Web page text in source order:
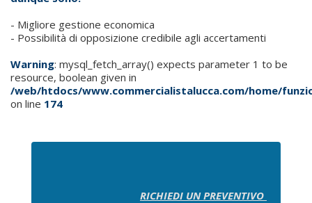
- Migliore gestione economica
- Possibilità di opposizione credibile agli accertamenti
Warning: mysql_fetch_array() expects parameter 1 to be
resource, boolean given in
/web/htdocs/www.commercialistalucca.com/home/
on line 174
RICHIEDI UN PREVENTIVO